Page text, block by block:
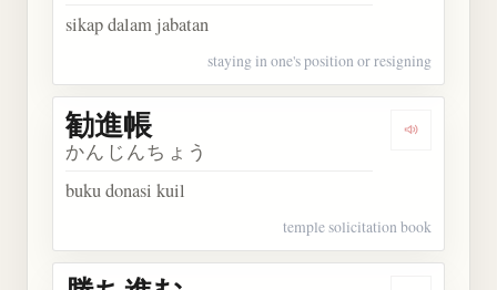
sikap dalam jabatan
staying in one's position or resigning
Dengarkan
勧進帳
かんじんちょう
buku donasi kuil
temple solicitation book